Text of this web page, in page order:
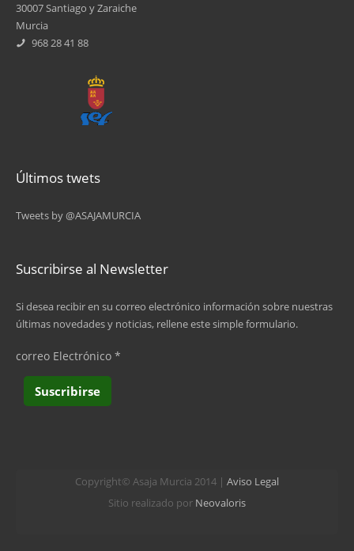
30007 Santiago y Zaraiche
Murcia
968 28 41 88
Últimos twets
Tweets by @ASAJAMURCIA
Suscribirse al Newsletter
Si desea recibir en su correo electrónico información sobre nuestras
últimas novedades y noticias, rellene este simple formulario.
correo Electrónico *
Copyright© Asaja Murcia 2014 | Aviso Legal
Sitio realizado por Neovaloris